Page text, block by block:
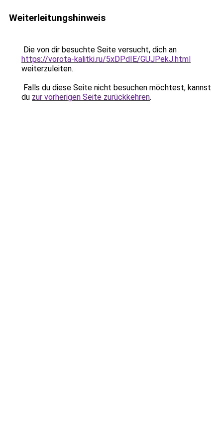
Weiterleitungshinweis
Die von dir besuchte Seite versucht, dich an
https://vorota-kalitki.ru/5xDPdIE/GUJPekJ.html
weiterzuleiten.
Falls du diese Seite nicht besuchen möchtest, kannst
du zur vorherigen Seite zurückkehren.